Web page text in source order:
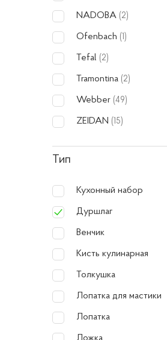
NADOBA (2)
Ofenbach (1)
Tefal (2)
Tramontina (2)
Webber (49)
ZEIDAN (15)
Тип
Кухонный набор
Дуршлаг
Венчик
Кисть кулинарная
Толкушка
Лопатка для мастики
Лопатка